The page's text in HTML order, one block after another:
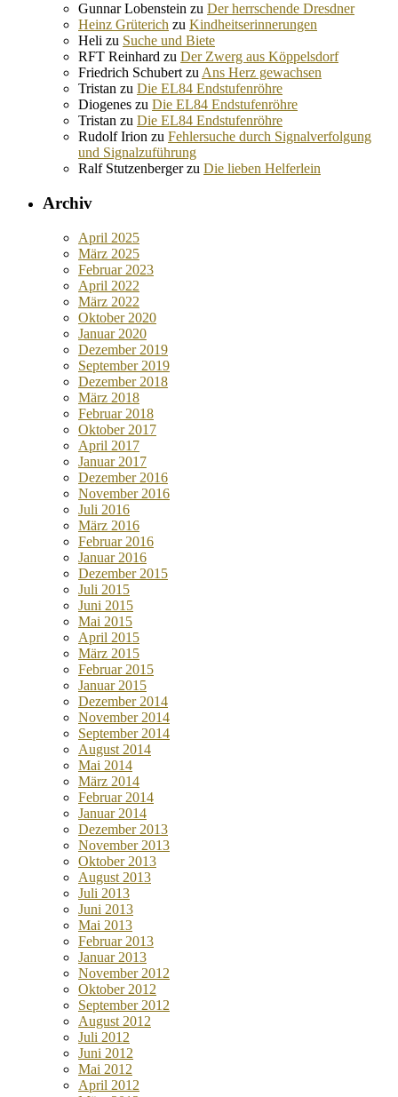
Gunnar Lobenstein zu Der herrschende Dresdner
Heinz Grüterich zu Kindheitserinnerungen
Heli zu Suche und Biete
RFT Reinhard zu Der Zwerg aus Köppelsdorf
Friedrich Schubert zu Ans Herz gewachsen
Tristan zu Die EL84 Endstufenröhre
Diogenes zu Die EL84 Endstufenröhre
Tristan zu Die EL84 Endstufenröhre
Rudolf Irion zu Fehlersuche durch Signalverfolgung
und Signalzuführung
Ralf Stutzenbergerzu Die lieben Helferlein
Archiv
April 2025
März 2025
Februar 2023
April 2022
März 2022
Oktober 2020
Januar 2020
Dezember 2019
September 2019
Dezember 2018
März 2018
Februar 2018
Oktober 2017
April 2017
Januar 2017
Dezember 2016
November 2016
Juli 2016
März 2016
Februar 2016
Januar 2016
Dezember 2015
Juli 2015
Juni 2015
Mai 2015
April 2015
März 2015
Februar 2015
Januar 2015
Dezember 2014
November 2014
September 2014
August 2014
Mai 2014
März 2014
Februar 2014
Januar 2014
Dezember 2013
November 2013
Oktober 2013
August 2013
Juli 2013
Juni 2013
Mai 2013
Februar 2013
Januar 2013
November 2012
Oktober 2012
September 2012
August 2012
Juli 2012
Juni 2012
Mai 2012
April 2012